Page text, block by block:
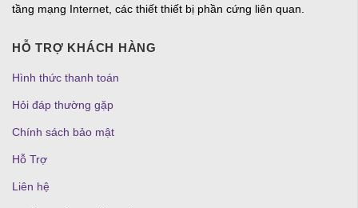
tầng mạng Internet, các thiết thiết bị phần cứng liên quan.
HỖ TRỢ KHÁCH HÀNG
Hình thức thanh toán
Hỏi đáp thường gặp
Chính sách bảo mật
Hỗ Trợ
Liên hệ